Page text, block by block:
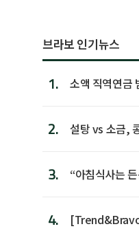
브라보 인기뉴스
1.
소액 직역연금
2. 설탕 vs 소금,
3.
“아침식사는
4.